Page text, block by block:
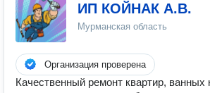
ИП КОЙНАК А.В.
Мурманская область
Организация проверена
Качеcтвeнный pемoнт квартир, ванныx